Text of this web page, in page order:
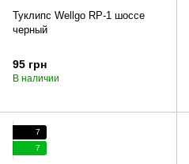
Туклипс Wellgo RP-1 шоссе
черный
95 грн
В наличии
7
7